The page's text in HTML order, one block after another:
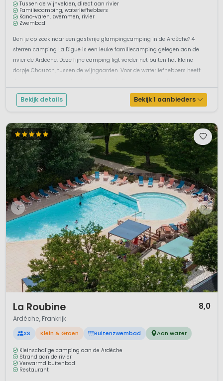
Tussen de wijnvelden, direct aan rivier
Familiecamping, waterliefhebbers
Kano-varen, zwemmen, rivier
Zwembad
Ben je op zoek naar een gastvrije glampingcamping in de Ardèche? 4
sterren camping La Digue is een leuke familiecamping gelegen aan de
rivier de Ardèche. Deze fijne camping ligt verder net buiten het kleine
dorpje Chauzon, tussen de wijngaarden. Voor de waterliefhebbers heeft
Bekijk details Bekijk 1 aanbieders
La Roubine 8,0
Ardèche, Frankrijk
XS Klein & Groen Buitenzwembad Aan water
Kleinschalige camping aan de Ardèche
Strand aan de rivier
Verwarmd buitenbad
Restaurant